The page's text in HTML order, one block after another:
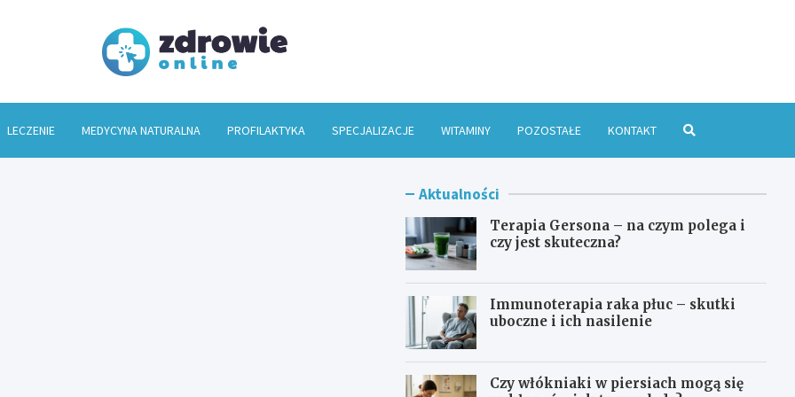
LECZENIE MEDYCYNA NATURALNA PROFILAKTYKA SPECJALIZACJE WITAMINY POZOSTAŁE KONTAKT
Aktualności
Terapia Gersona – na czym polega i
czy jest skuteczna?
Immunoterapia raka płuc – skutki
uboczne i ich nasilenie
Czy włókniaki w piersiach mogą się